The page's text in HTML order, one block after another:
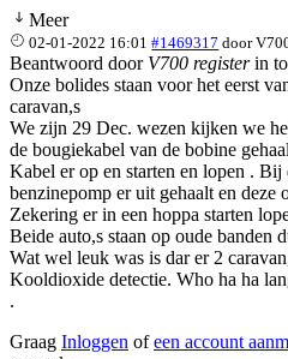
Meer
02-01-2022 16:01 #1469317 door
Beantwoord door V700 registerin
Onze bolides staan voor het eerst
caravan,s
We zijn 29 Dec. wezen kijken we
de bougiekabel van de bobine
Kabel er op en starten en lopen .
benzinepomp er uit gehaalt en deze
Zekering er in een hoppa starten
Beide auto,s staan op oude banden
Wat wel leuk was is dar er 2
Kooldioxide detectie. Who ha ha
.
Graag Inloggen ofeen account